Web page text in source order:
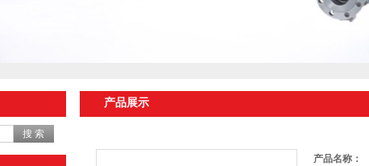
产品展示
产品名称：